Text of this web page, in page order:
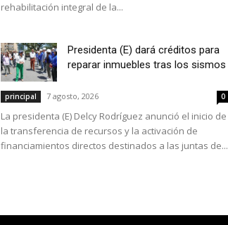
rehabilitación integral de la...
Presidenta (E) dará créditos para
reparar inmuebles tras los sismos
principal 7 agosto, 2026 0
La presidenta (E) Delcy Rodríguez anunció el inicio de
la transferencia de recursos y la activación de
financiamientos directos destinados a las juntas de...